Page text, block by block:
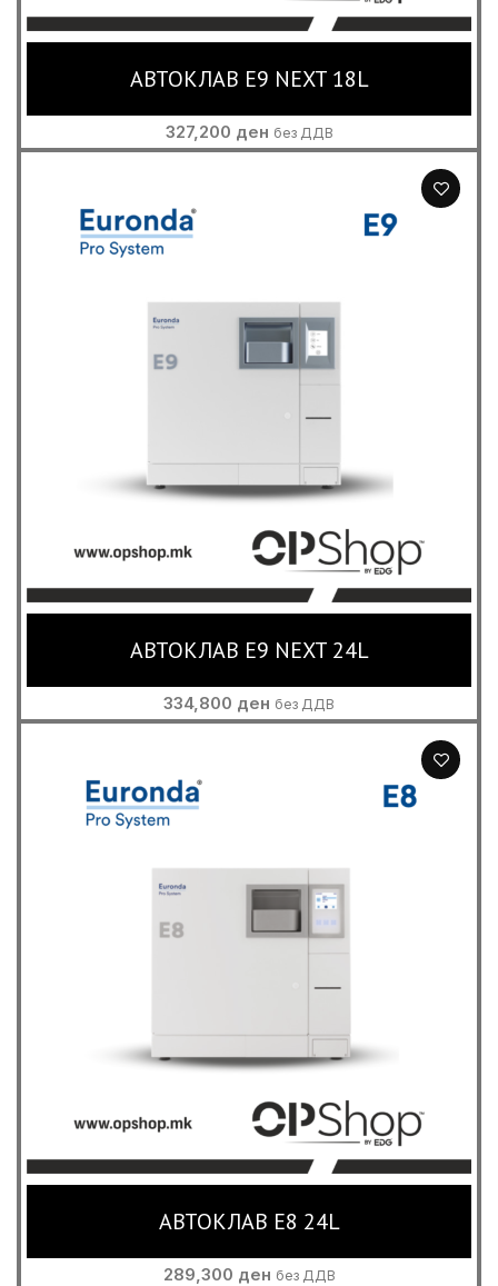
АВТОКЛАВ E9 NEXT 18L
327,200 ден без ДДВ
АВТОКЛАВ E9 NEXT 24L
334,800 ден без ДДВ
АВТОКЛАВ E8 24L
289,300 ден без ДДВ